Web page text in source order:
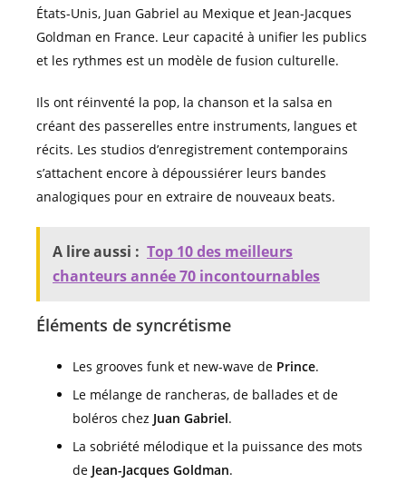
États-Unis, Juan Gabriel au Mexique et Jean-Jacques
Goldman en France. Leur capacité à unifier les publics
et les rythmes est un modèle de fusion culturelle.
Ils ont réinventé la pop, la chanson et la salsa en
créant des passerelles entre instruments, langues et
récits. Les studios d’enregistrement contemporains
s’attachent encore à dépoussiérer leurs bandes
analogiques pour en extraire de nouveaux beats.
A lire aussi : Top 10 des meilleurs
chanteurs année 70 incontournables
Éléments de syncrétisme
Les grooves funk et new-wave de Prince.
Le mélange de rancheras, de ballades et de
boléros chez Juan Gabriel.
La sobriété mélodique et la puissance des mots
de Jean-Jacques Goldman.